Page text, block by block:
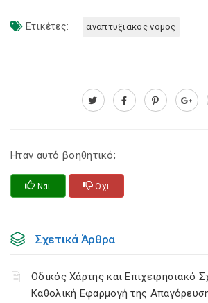
Ετικέτες: αναπτυξιακος νομος
Ηταν αυτό βοηθητικό;
Ναι Οχι
Σχετικά Άρθρα
Οδικός Χάρτης και Επιχειρησιακό
Καθολική Εφαρμογή της